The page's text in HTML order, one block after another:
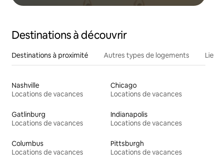
Destinations à découvrir
Destinations à proximité Autres types de logements
Nashville
Locations de vacances
Chicago
Locations de vacances
Gatlinburg
Locations de vacances
Indianapolis
Locations de vacances
Columbus
Locations de vacances
Pittsburgh
Locations de vacances